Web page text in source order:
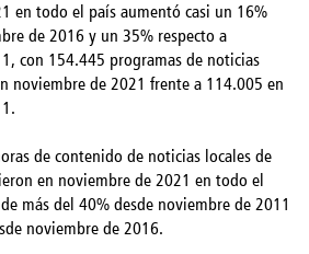
en todo el país aumentó casi un 16%
de 2016 y un 35% respecto a
con 154.445 programas de noticias
noviembre de 2021 frente a 114.005 en
de contenido de noticias locales de
en noviembre de 2021 en todo el
más del 40% desde noviembre de 2011
noviembre de 2016.